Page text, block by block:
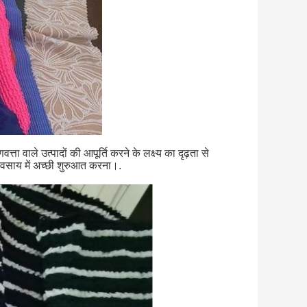
वाले उत्पादों की आपूर्ति करने के लक्ष्य का दृढ़ता से
में अच्छी शुरुआत करना।.